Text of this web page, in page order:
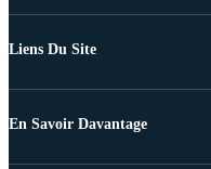
Liens Du Site
En Savoir Davantage